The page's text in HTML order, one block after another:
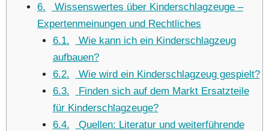
6
Wissenswertes über Kinderschlagzeuge –
Expertenmeinungen und Rechtliches
6.1
Wie kann ich ein Kinderschlagzeug
aufbauen?
6.2
Wie wird ein Kinderschlagzeug gespielt?
6.3
Finden sich auf dem Markt Ersatzteile
für Kinderschlagzeuge?
6.4
Quellen: Literatur und weiterführende